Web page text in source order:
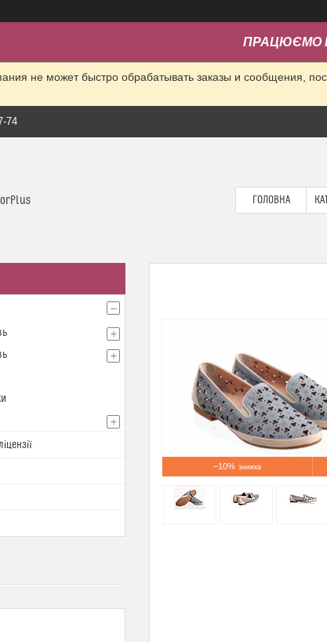
ПРАЦЮЄМО
не может быстро обрабатывать заказы и сообщения,
74
ГОЛОВНА
–10%